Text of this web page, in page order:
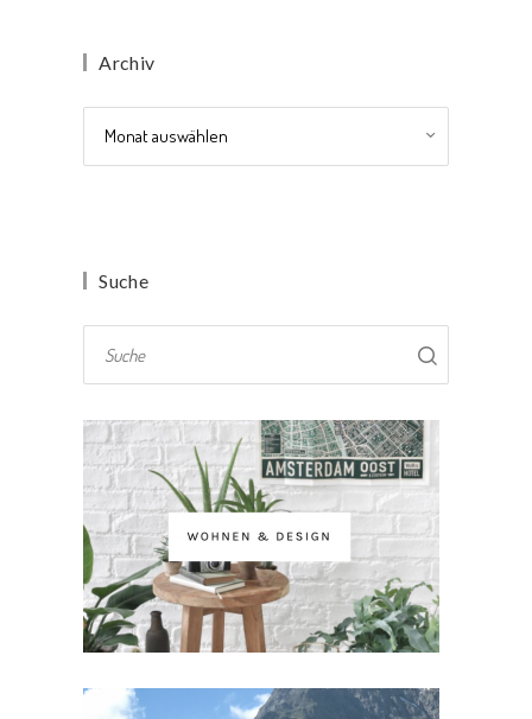
Archiv
Suche